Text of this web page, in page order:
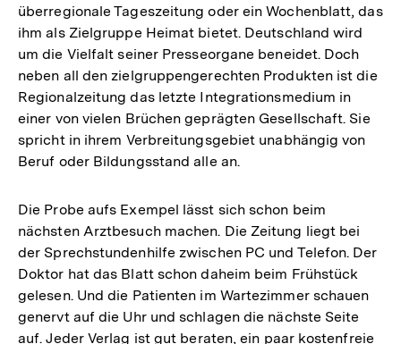
überregionale Tageszeitung oder ein Wochenblatt, das
ihm als Zielgruppe Heimat bietet. Deutschland wird
um die Vielfalt seiner Presseorgane beneidet. Doch
neben all den zielgruppengerechten Produkten ist die
Regionalzeitung das letzte Integrationsmedium in
einer von vielen Brüchen geprägten Gesellschaft. Sie
spricht in ihrem Verbreitungsgebiet unabhängig von
Beruf oder Bildungsstand alle an.
Die Probe aufs Exempel lässt sich schon beim
nächsten Arztbesuch machen. Die Zeitung liegt bei
der Sprechstundenhilfe zwischen PC und Telefon. Der
Doktor hat das Blatt schon daheim beim Frühstück
gelesen. Und die Patienten im Wartezimmer schauen
genervt auf die Uhr und schlagen die nächste Seite
auf. Jeder Verlag ist gut beraten, ein paar kostenfreie